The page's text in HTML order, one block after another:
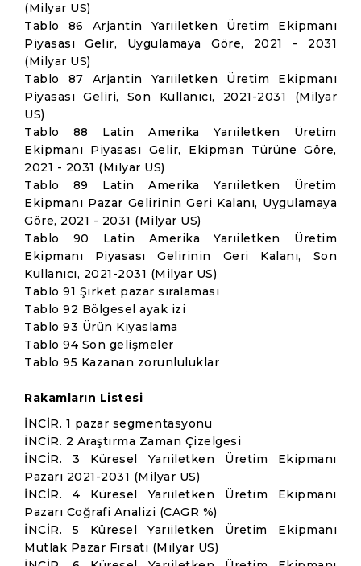
(Milyar US)
Tablo 86 Arjantin Yarıiletken Üretim Ekipmanı
Piyasası Gelir, Uygulamaya Göre, 2021 - 2031
(Milyar US)
Tablo 87 Arjantin Yarıiletken Üretim Ekipmanı
Piyasası Geliri, Son Kullanıcı, 2021-2031 (Milyar
US)
Tablo 88 Latin Amerika Yarıiletken Üretim
Ekipmanı Piyasası Gelir, Ekipman Türüne Göre,
2021 - 2031 (Milyar US)
Tablo 89 Latin Amerika Yarıiletken Üretim
Ekipmanı Pazar Gelirinin Geri Kalanı, Uygulamaya
Göre, 2021 - 2031 (Milyar US)
Tablo 90 Latin Amerika Yarıiletken Üretim
Ekipmanı Piyasası Gelirinin Geri Kalanı, Son
Kullanıcı, 2021-2031 (Milyar US)
Tablo 91 Şirket pazar sıralaması
Tablo 92 Bölgesel ayak izi
Tablo 93 Ürün Kıyaslama
Tablo 94 Son gelişmeler
Tablo 95 Kazanan zorunluluklar
Rakamların Listesi
İNCİR. 1 pazar segmentasyonu
İNCİR. 2 Araştırma Zaman Çizelgesi
İNCİR. 3 Küresel Yarıiletken Üretim Ekipmanı
Pazarı 2021-2031 (Milyar US)
İNCİR. 4 Küresel Yarıiletken Üretim Ekipmanı
Pazarı Coğrafi Analizi (CAGR %)
İNCİR. 5 Küresel Yarıiletken Üretim Ekipmanı
Mutlak Pazar Fırsatı (Milyar US)